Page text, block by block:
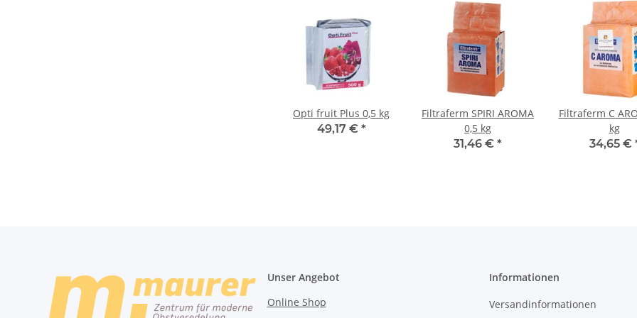
Opti fruit Plus 0,5 kg
49,17 € *
Filtraferm SPIRI AROMA
0,5 kg
31,46 € *
Filtraferm C
kg
34,65 €
Unser Angebot
Online Shop
Informationen
Versandinformationen